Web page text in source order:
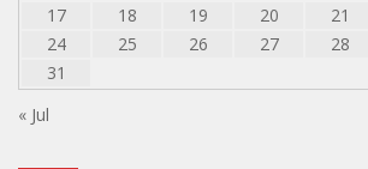
17
18 19 20 21
24
25 26 27 28
31
« Jul